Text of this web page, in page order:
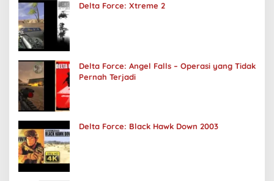
Delta Force: Xtreme 2
Delta Force: Angel Falls – Operasi yang Tidak
Pernah Terjadi
Delta Force: Black Hawk Down 2003